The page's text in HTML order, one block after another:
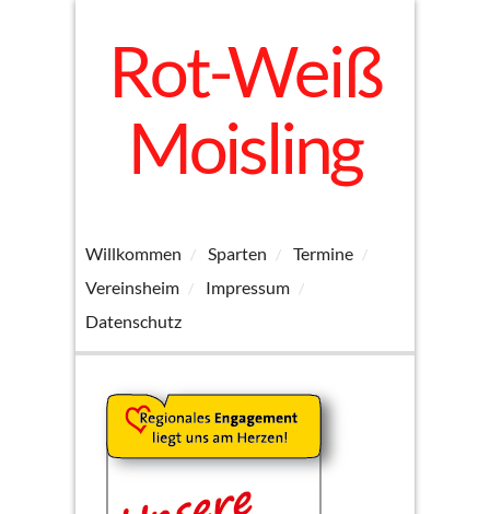
Rot-Weiß
Moisling
Willkommen Sparten
Termine
Vereinsheim
Impressum
Datenschutz